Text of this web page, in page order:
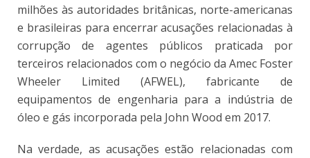
milhões às autoridades britânicas, norte-americanas
e brasileiras para encerrar acusações relacionadas à
corrupção de agentes públicos praticada por
terceiros relacionados com o negócio da Amec Foster
Wheeler Limited (AFWEL), fabricante de
equipamentos de engenharia para a indústria de
óleo e gás incorporada pela John Wood em 2017.
Na verdade, as acusações estão relacionadas com